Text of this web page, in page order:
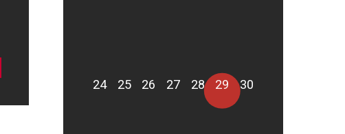
24 25 26 27 28 29 30